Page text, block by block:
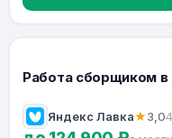
Работа сборщиком в
Яндекс Лавка★3,0